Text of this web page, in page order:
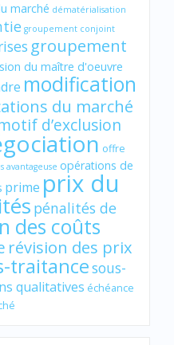
marché dématérialisation
groupement conjoint
groupement
du maître d'oeuvre
modification
du marché
d’exclusion
offre
opérations de
prime prix du
pénalités de
des coûts
révision des prix
traitancesous-
qualitatives échéance